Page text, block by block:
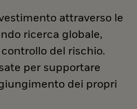
attraverso le
ricerca globale,
del rischio.
per supportare
dei propri